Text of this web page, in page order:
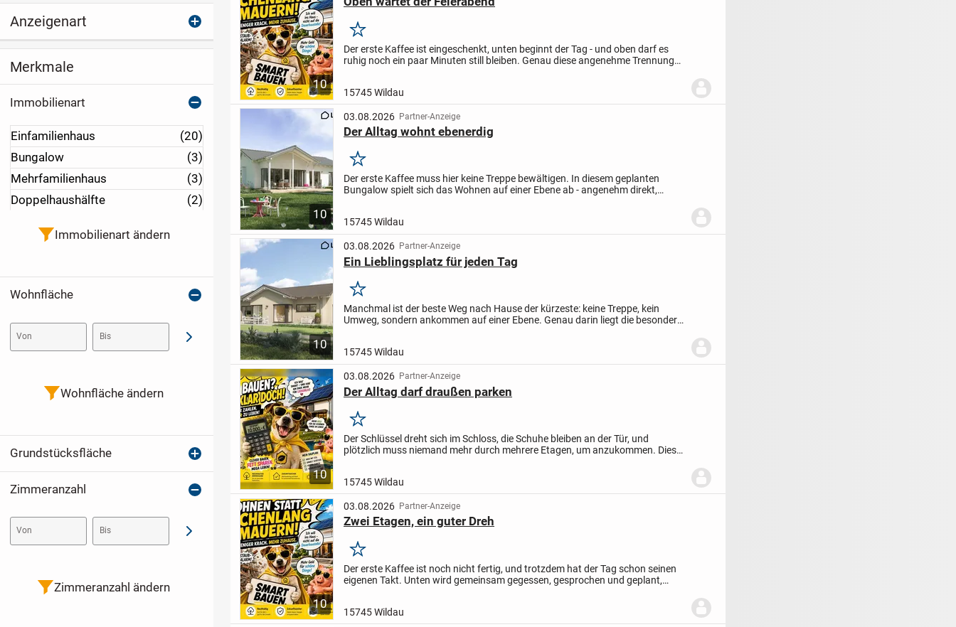
10
Merken
Der erste Kaffee ist eingeschenkt, unten beginnt der Tag - und oben darf es
ruhig noch ein paar Minuten still bleiben. Genau diese angenehme Trennung
15745 Wildau
10
03.08.2026 Partner-Anzeige
Der Alltag wohnt ebenerdig
Merken
Der erste Kaffee muss hier keine Treppe bewältigen. In diesem geplanten
Bungalow spielt sich das Wohnen auf einer Ebene ab - angenehm direkt,
15745 Wildau
10
03.08.2026 Partner-Anzeige
Ein Lieblingsplatz für jeden Tag
Merken
Manchmal ist der beste Weg nach Hause der kürzeste: keine Treppe, kein
Umweg, sondern ankommen auf einer Ebene. Genau darin liegt die besondere
15745 Wildau
10
03.08.2026 Partner-Anzeige
Der Alltag darf draußen parken
Merken
Der Schlüssel dreht sich im Schloss, die Schuhe bleiben an der Tür, und
plötzlich muss niemand mehr durch mehrere Etagen, um anzukommen. Dieser
15745 Wildau
10
03.08.2026 Partner-Anzeige
Zwei Etagen, ein guter Dreh
Merken
Der erste Kaffee ist noch nicht fertig, und trotzdem hat der Tag schon seinen
eigenen Takt. Unten wird gemeinsam gegessen, gesprochen und geplant,
15745 Wildau
Anzeigenart
Merkmale
Immobilienart
Einfamilienhaus
(20)
Bungalow
(3)
Mehrfamilienhaus
(3)
Doppelhaushälfte
(2)
Immobilienart ändern
Wohnfläche
Von Bis Abschicken
Wohnfläche ändern
Grundstücksfläche
Zimmeranzahl
Von Bis Abschicken
Zimmeranzahl ändern